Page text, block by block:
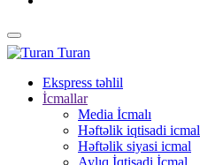
Turan
Ekspress təhlil
İcmallar
Media İcmalı
Həftəlik iqtisadi icmal
Həftəlik siyasi icmal
Aylıq İqtisadi İcmal